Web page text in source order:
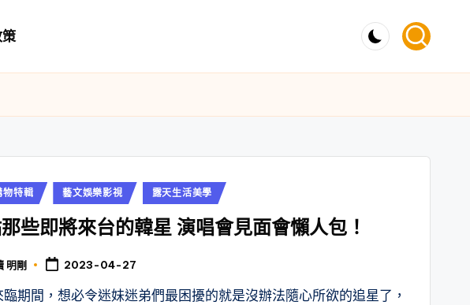
策
物特輯 藝文娛樂影視 露天生活美學
些即將來台的韓星 演唱會見面會懶人包！
明剛 2023-04-27
期間，想必令迷妹迷弟們最困擾的就是沒辦法隨心所欲的追星了，